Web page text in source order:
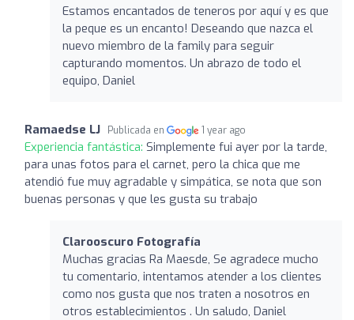
Estamos encantados de teneros por aquí y es que
la peque es un encanto! Deseando que nazca el
nuevo miembro de la family para seguir
capturando momentos. Un abrazo de todo el
equipo, Daniel
Ramaedse LJ Publicada en 1 year ago
Experiencia fantástica: Simplemente fui ayer por la tarde,
para unas fotos para el carnet, pero la chica que me
atendió fue muy agradable y simpática, se nota que son
buenas personas y que les gusta su trabajo
Clarooscuro Fotografía
Muchas gracias Ra Maesde, Se agradece mucho
tu comentario, intentamos atender a los clientes
como nos gusta que nos traten a nosotros en
otros establecimientos . Un saludo, Daniel